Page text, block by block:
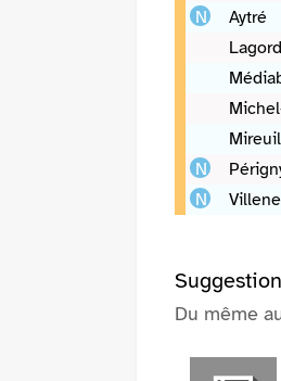
La
Aytré
Lagord
Mireuil
Du même